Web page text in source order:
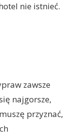
nie istnieć.
zawsze
najgorsze,
przyznać,